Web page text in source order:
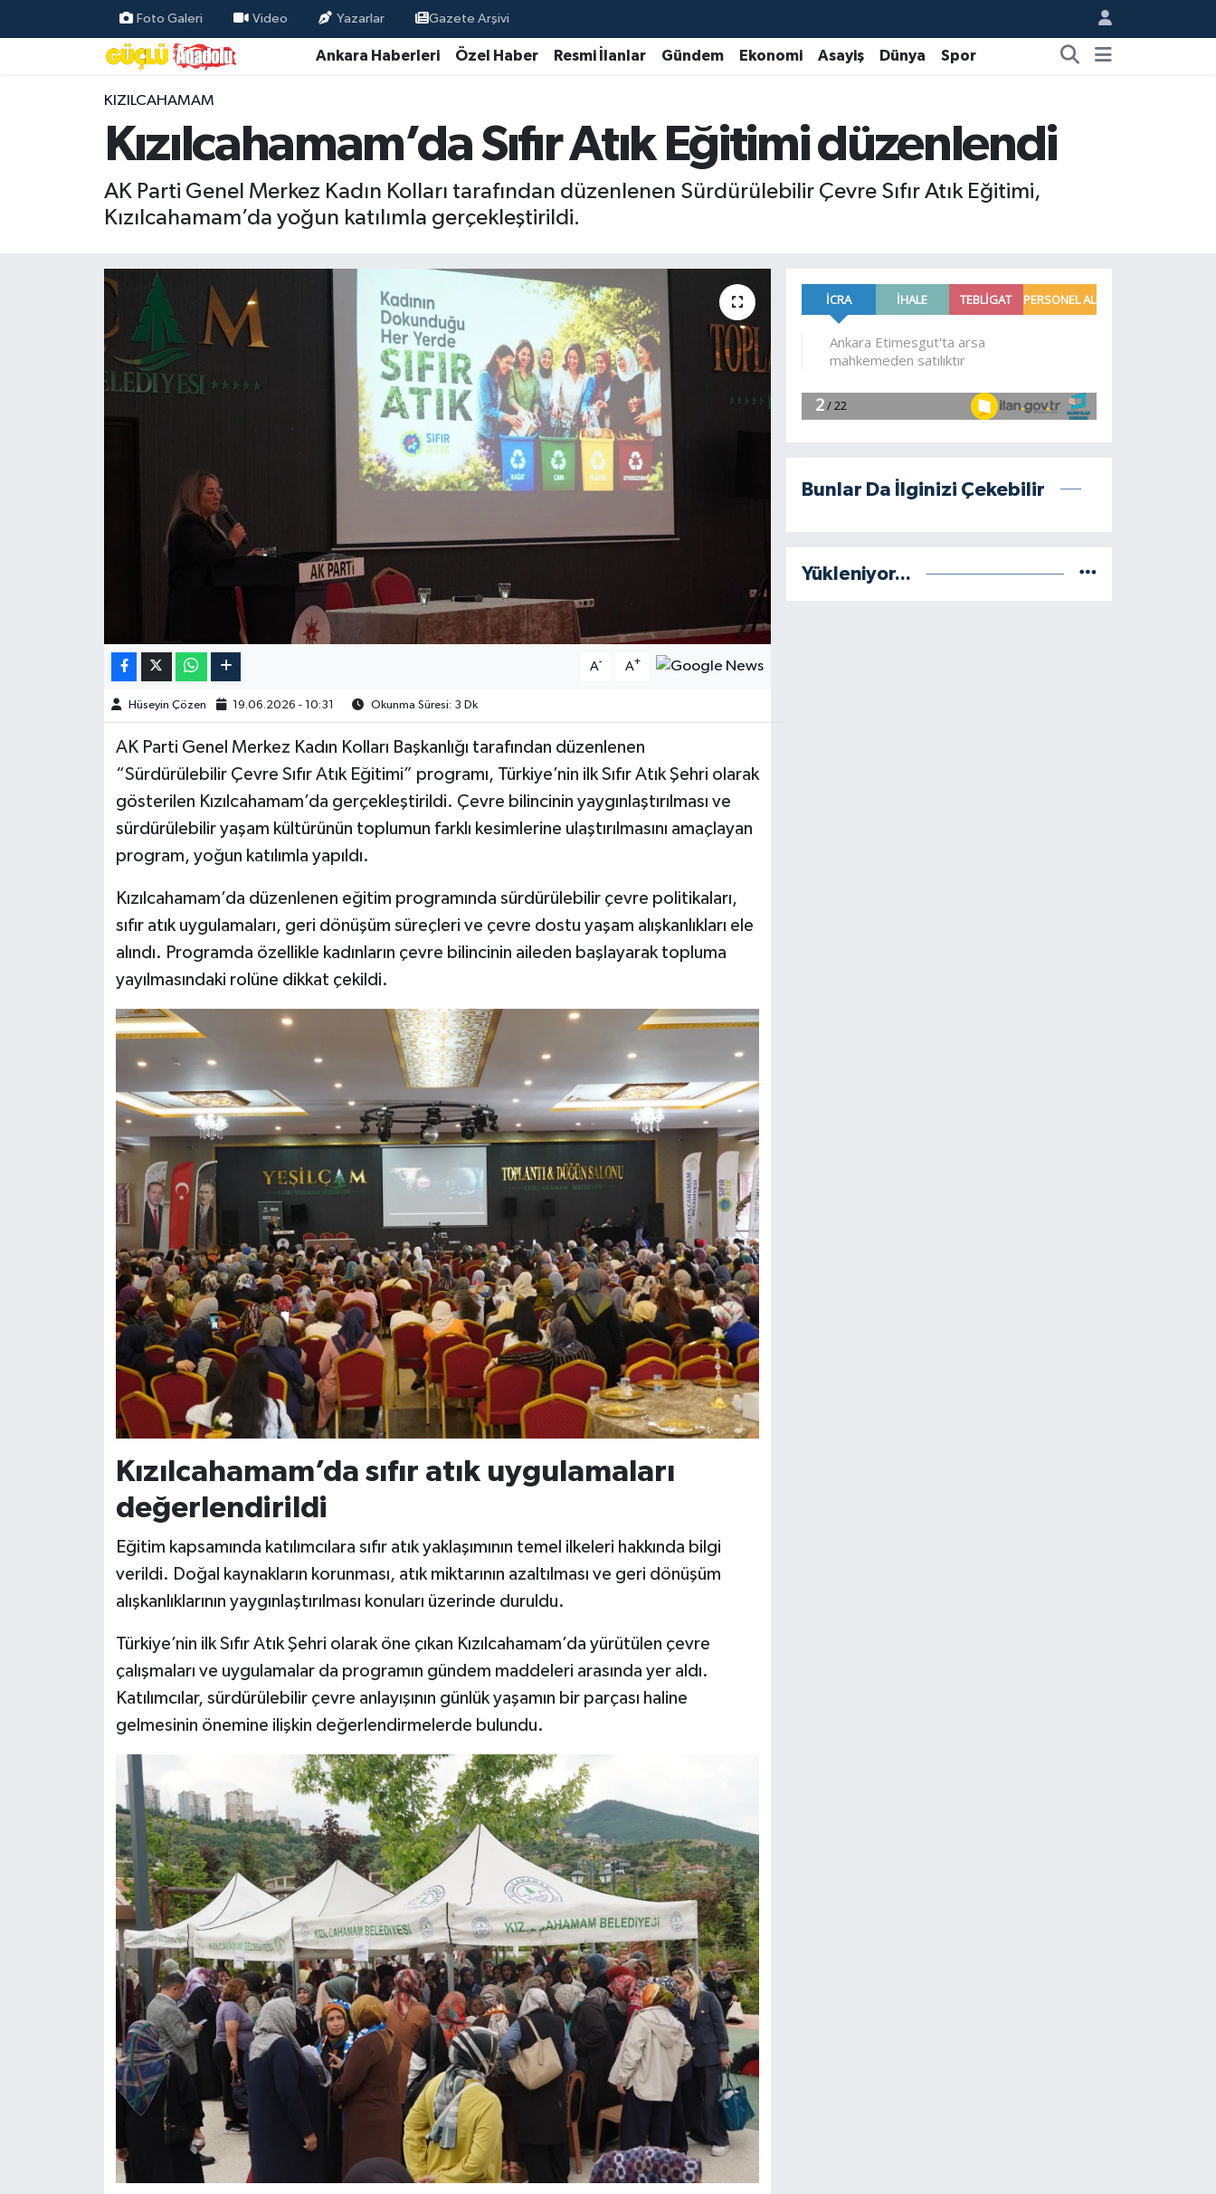
Foto Galeri Video Yazarlar Gazete Arşivi
Ankara Haberleri Özel Haber Resmi İlanlar Gündem Ekonomi Asayiş Dünya Spor
KIZILCAHAMAM
Kızılcahamam’da Sıfır Atık Eğitimi düzenlendi
AK Parti Genel Merkez Kadın Kolları tarafından düzenlenen Sürdürülebilir Çevre Sıfır Atık Eğitimi,
Kızılcahamam’da yoğun katılımla gerçekleştirildi.
A- A+
Hüseyin Çözen 19.06.2026 - 10:31 Okunma Süresi: 3 Dk
AK Parti Genel Merkez Kadın Kolları Başkanlığı tarafından düzenlenen
“Sürdürülebilir Çevre Sıfır Atık Eğitimi” programı, Türkiye’nin ilk Sıfır Atık Şehri olarak
gösterilen Kızılcahamam’da gerçekleştirildi. Çevre bilincinin yaygınlaştırılması ve
sürdürülebilir yaşam kültürünün toplumun farklı kesimlerine ulaştırılmasını amaçlayan
program, yoğun katılımla yapıldı.
Kızılcahamam’da düzenlenen eğitim programında sürdürülebilir çevre politikaları,
sıfır atık uygulamaları, geri dönüşüm süreçleri ve çevre dostu yaşam alışkanlıkları ele
alındı. Programda özellikle kadınların çevre bilincinin aileden başlayarak topluma
yayılmasındaki rolüne dikkat çekildi.
Kızılcahamam’da sıfır atık uygulamaları
değerlendirildi
Eğitim kapsamında katılımcılara sıfır atık yaklaşımının temel ilkeleri hakkında bilgi
verildi. Doğal kaynakların korunması, atık miktarının azaltılması ve geri dönüşüm
alışkanlıklarının yaygınlaştırılması konuları üzerinde duruldu.
Türkiye’nin ilk Sıfır Atık Şehri olarak öne çıkan Kızılcahamam’da yürütülen çevre
çalışmaları ve uygulamalar da programın gündem maddeleri arasında yer aldı.
Katılımcılar, sürdürülebilir çevre anlayışının günlük yaşamın bir parçası haline
gelmesinin önemine ilişkin değerlendirmelerde bulundu.
Bunlar Da İlginizi Çekebilir
Yükleniyor...
Özel Haber
Resmi İlanlar
Ekonomi
Magazin
Kim kimdir?
Televizyon
Yaşam-Çevre